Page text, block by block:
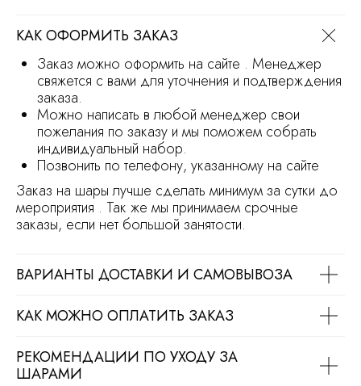
КАК ОФОРМИТЬ ЗАКАЗ
Заказ можно оформить на сайте . Менеджер
свяжется с вами для уточнения и подтверждения
заказа.
Можно написать в любой менеджер свои
пожелания по заказу и мы поможем собрать
индивидуальный набор.
Позвонить по телефону, указанному на сайте
Заказ на шары лучше сделать минимум за сутки до
мероприятия . Так же мы принимаем срочные
заказы, если нет большой занятости.
ВАРИАНТЫ ДОСТАВКИ И САМОВЫВОЗА
КАК МОЖНО ОПЛАТИТЬ ЗАКАЗ
РЕКОМЕНДАЦИИ ПО УХОДУ ЗА
ШАРАМИ